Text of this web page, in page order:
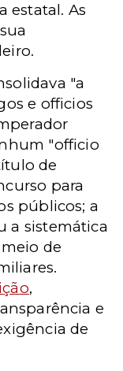
estatal. As
"a
e officios
"officio
de
para
públicos; a
a sistemática
de
,
e
de